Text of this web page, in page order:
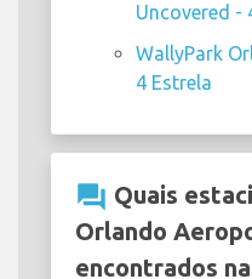
Uncovered -
WallyPark
4 Estrela
question_answer Quais
Orlando
encontrados